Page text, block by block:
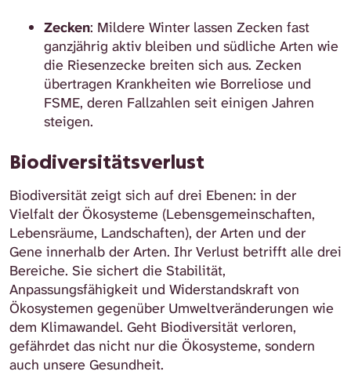
Zecken: Mildere Winter lassen Zecken fast
ganzjährig aktiv bleiben und südliche Arten wie
die Riesenzecke breiten sich aus. Zecken
übertragen Krankheiten wie Borreliose und
FSME, deren Fallzahlen seit einigen Jahren
steigen.
Biodiversitätsverlust
Biodiversität zeigt sich auf drei Ebenen: in der
Vielfalt der Ökosysteme (Lebensgemeinschaften,
Lebensräume, Landschaften), der Arten und der
Gene innerhalb der Arten. Ihr Verlust betrifft alle drei
Bereiche. Sie sichert die Stabilität,
Anpassungsfähigkeit und Widerstandskraft von
Ökosystemen gegenüber Umweltveränderungen wie
dem Klimawandel. Geht Biodiversität verloren,
gefährdet das nicht nur die Ökosysteme, sondern
auch unsere Gesundheit.